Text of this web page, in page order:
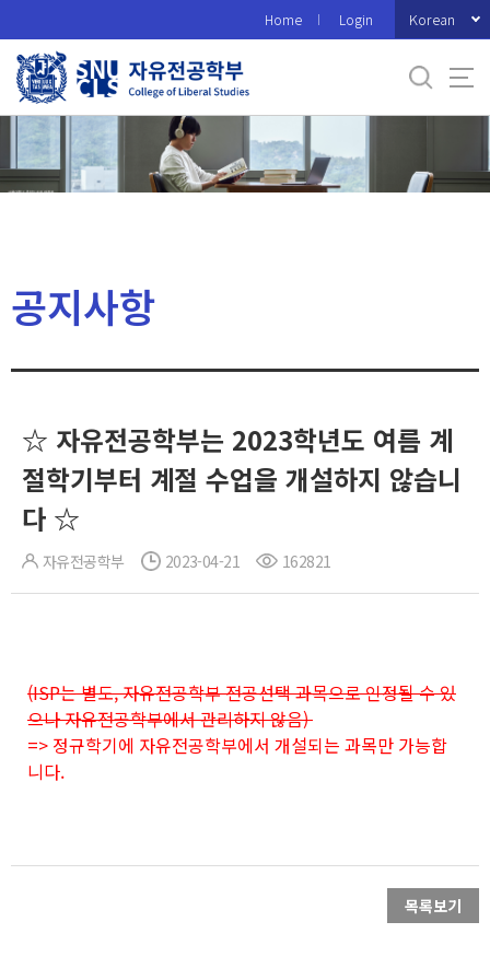
로
메
Home Login Korean
공지사항
☆ 자유전공학부는 2023학년도 여름 계
절학기부터 계절 수업을 개설하지 않습니
다 ☆
자유전공학부 2023-04-21 162821
(ISP는 별도, 자유전공학부 전공선택 과목으로 인정될 수 있
으나 자유전공학부에서 관리하지 않음)
=> 정규학기에 자유전공학부에서 개설되는 과목만 가능합
니다.
목록보기